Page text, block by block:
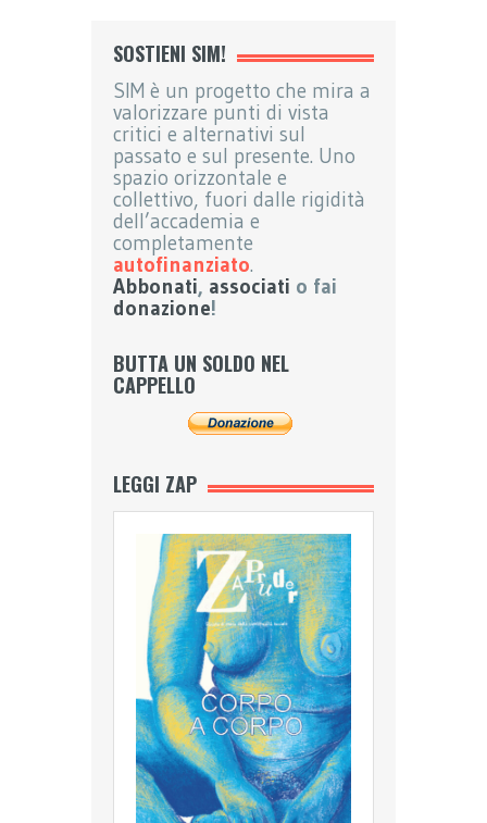
SOSTIENI SIM!
SIM è un progetto che mira a
valorizzare punti di vista
critici e alternativi sul
passato e sul presente. Uno
spazio orizzontale e
collettivo, fuori dalle rigidità
dell’accademia e
completamente
autofinanziato.
Abbonati, associati o fai
donazione!
BUTTA UN SOLDO NEL
CAPPELLO
LEGGI ZAP